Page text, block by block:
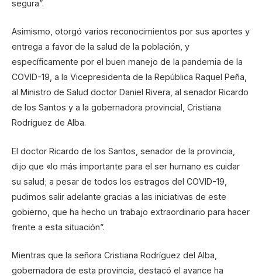
segura”.
Asimismo, otorgó varios reconocimientos por sus aportes y
entrega a favor de la salud de la población, y
específicamente por el buen manejo de la pandemia de la
COVID-19, a la Vicepresidenta de la República Raquel Peña,
al Ministro de Salud doctor Daniel Rivera, al senador Ricardo
de los Santos y a la gobernadora provincial, Cristiana
Rodríguez de Alba.
El doctor Ricardo de los Santos, senador de la provincia,
dijo que «lo más importante para el ser humano es cuidar
su salud; a pesar de todos los estragos del COVID-19,
pudimos salir adelante gracias a las iniciativas de este
gobierno, que ha hecho un trabajo extraordinario para hacer
frente a esta situación”.
Mientras que la señora Cristiana Rodríguez del Alba,
gobernadora de esta provincia, destacó el avance ha